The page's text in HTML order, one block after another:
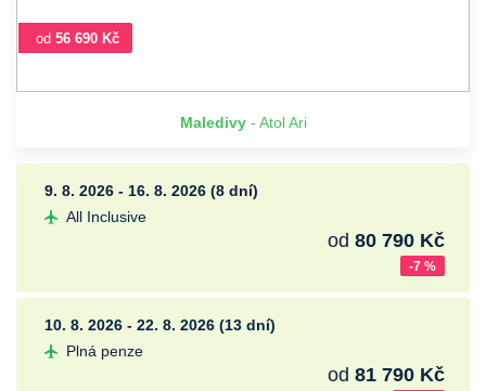
od 56 690 Kč
Maledivy- Atol Ari
9. 8. 2026 - 16. 8. 2026 (8 dní)
-7 %
All Inclusive
od 80 790 Kč
10. 8. 2026 - 22. 8. 2026 (13 dní)
Plná penze
od 81 790 Kč